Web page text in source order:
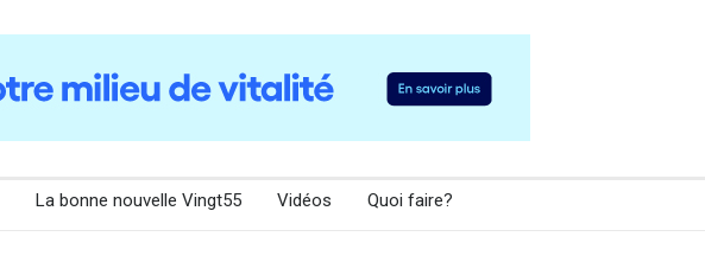
La bonne nouvelle Vingt55 Vidéos Quoi faire?